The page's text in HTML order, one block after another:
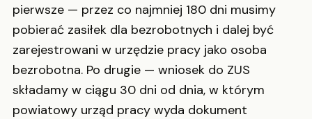
pierwsze — przez co najmniej 180 dni musimy
pobierać zasiłek dla bezrobotnych i dalej być
zarejestrowani w urzędzie pracy jako osoba
bezrobotna. Po drugie — wniosek do ZUS
składamy w ciągu 30 dni od dnia, w którym
powiatowy urząd pracy wyda dokument